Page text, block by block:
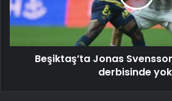
Beşiktaş’ta Jonas
derbisinde